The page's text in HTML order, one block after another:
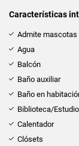
Características
Admite mascotas
Agua
Balcón
Baño auxiliar
Baño en
Biblioteca/Estudio
Calentador
Clósets